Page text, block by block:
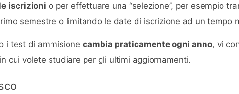
iscrizioni o per effettuare una “selezione”, per esempio
semestre o limitando le date di iscrizione ad un tempo
i test di ammisione cambia praticamente ogni anno, vi
cui volete studiare per gli ultimi aggiornamenti.